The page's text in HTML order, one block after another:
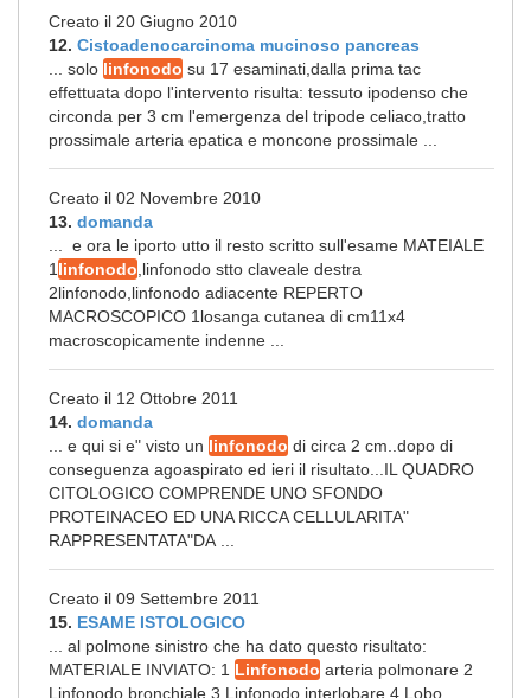
Creato il 20 Giugno 2010
12. Cistoadenocarcinoma mucinoso pancreas
... solo linfonodo su 17 esaminati,dalla prima tac
effettuata dopo l'intervento risulta: tessuto ipodenso che
circonda per 3 cm l'emergenza del tripode celiaco,tratto
prossimale arteria epatica e moncone prossimale ...
Creato il 02 Novembre 2010
13. domanda
... e ora le iporto utto il resto scritto sull'esame MATEIALE
1 linfonodo ,linfonodo stto claveale destra
2linfonodo,linfonodo adiacente REPERTO
MACROSCOPICO 1losanga cutanea di cm11x4
macroscopicamente indenne ...
Creato il 12 Ottobre 2011
14. domanda
... e qui si e" visto un linfonodo di circa 2 cm..dopo di
conseguenza agoaspirato ed ieri il risultato...IL QUADRO
CITOLOGICO COMPRENDE UNO SFONDO
PROTEINACEO ED UNA RICCA CELLULARITA"
RAPPRESENTATA"DA ...
Creato il 09 Settembre 2011
15. ESAME ISTOLOGICO
... al polmone sinistro che ha dato questo risultato:
MATERIALE INVIATO: 1 Linfonodo arteria polmonare 2
Linfonodo bronchiale 3 Linfonodo interlobare 4 Lobo